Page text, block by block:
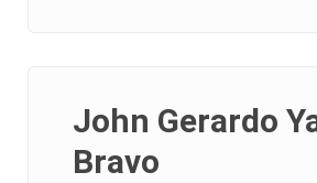
John Gerardo
Bravo